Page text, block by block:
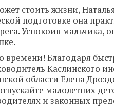
стоить жизни,
подготовке она
Успокоив мальчика,
времени! Благодаря
Каслинского
области Елена
малолетних
и законных